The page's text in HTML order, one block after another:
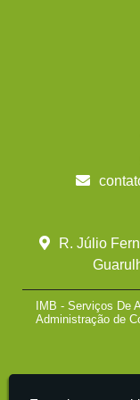
R. Júlio
IMB - Serviços De
Administração de